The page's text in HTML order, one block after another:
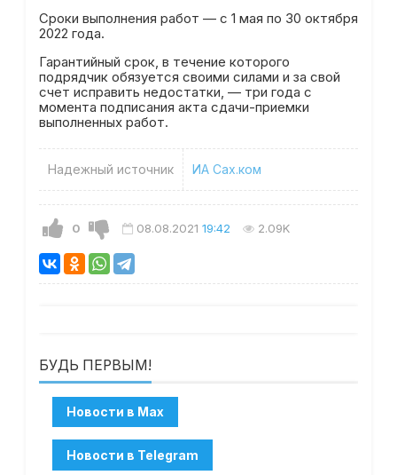
Сроки выполнения работ — с 1 мая по 30 октября
2022 года.
Гарантийный срок, в течение которого
подрядчик обязуется своими силами и за свой
счет исправить недостатки, — три года с
момента подписания акта сдачи-приемки
выполненных работ.
Надежный источник ИА Сах.ком
0 08.08.2021 19:42 2.09K
БУДЬ ПЕРВЫМ!